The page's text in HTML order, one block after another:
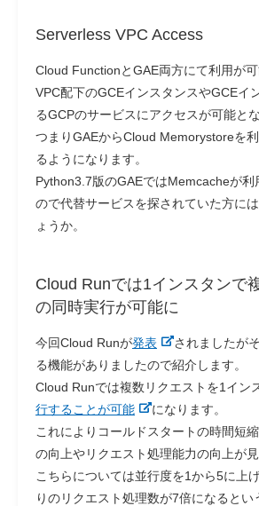
Serverless VPC Access
Cloud FunctionとGAE両方にて利用が可
VPC配下のGCEインスタンスやGCEイ
るGCPのサービスにアクセスが可能とな
つまりGAEからCloud Memorystoreを
るようになります。
Python3.7版のGAEではMemcacheが利
ので代替サービスを探されていた方に
ょうか。
Cloud Runでは1インスタンで
の同時実行が可能に
今回Cloud Runが発表
されましたが
る機能がありましたので紹介します。
Cloud Runでは複数リクエストを1イン
行することが可能
になります。
これによりコールドスタートの時間短
の向上やリクエスト処理能力の向上が見
こちらについては並行度を1から5に上
りのリクエスト処理数が7倍になるとい